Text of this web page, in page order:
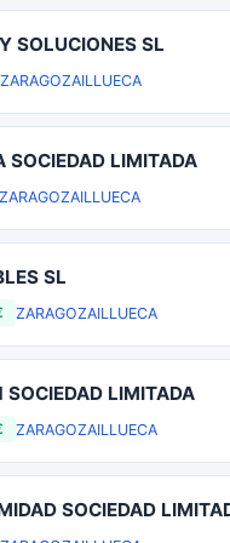
SOLUCIONES SL
ZARAGOZAILLUECA
SOCIEDAD LIMITADA
ZARAGOZAILLUECA
SL
ZARAGOZAILLUECA
SOCIEDAD LIMITADA
ZARAGOZAILLUECA
SOCIEDAD